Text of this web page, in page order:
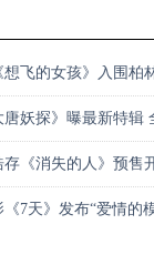
飞的女孩》入围柏
妖探》曝最新特辑
《消失的人》预售
7天》发布“爱情的